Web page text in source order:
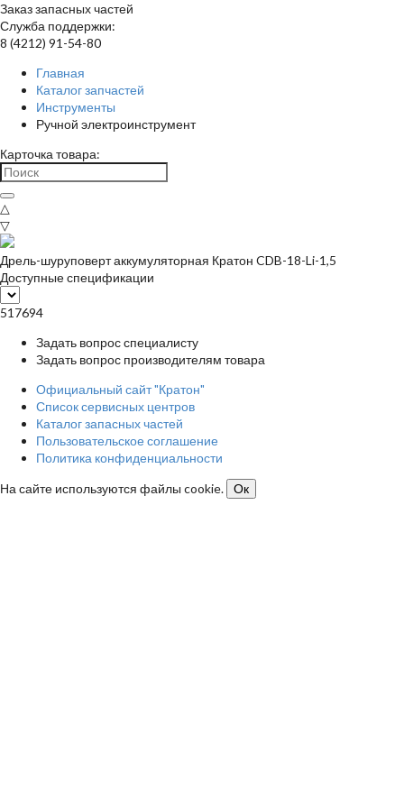
Заказ запасных частей
Служба поддержки:
8 (4212) 91-54-80
Главная
Каталог запчастей
Инструменты
Ручной электроинструмент
Карточка товара:
△
▽
Дрель-шуруповерт аккумуляторная Кратон CDB-18-Li-1,5
Доступные спецификации
517694
Задать вопрос специалисту
Задать вопрос производителям товара
Официальный сайт "Кратон"
Список сервисных центров
Каталог запасных частей
Пользовательское соглашение
Политика конфиденциальности
На сайте используются файлы cookie.
Ок